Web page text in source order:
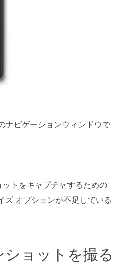
ナビゲーションウィンドウで
トをキャプチャするための
ズ オプションが不足している
ョットを撮る